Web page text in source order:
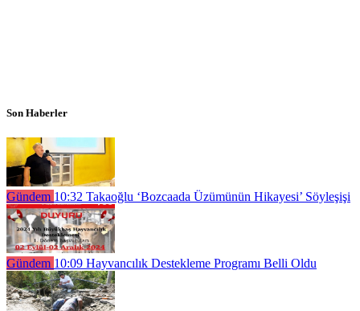
Son Haberler
Gündem 10:32 Takaoğlu ‘Bozcaada Üzümünün Hikayesi’ Söyleşişi
Gündem 10:09 Hayvancılık Destekleme Programı Belli Oldu